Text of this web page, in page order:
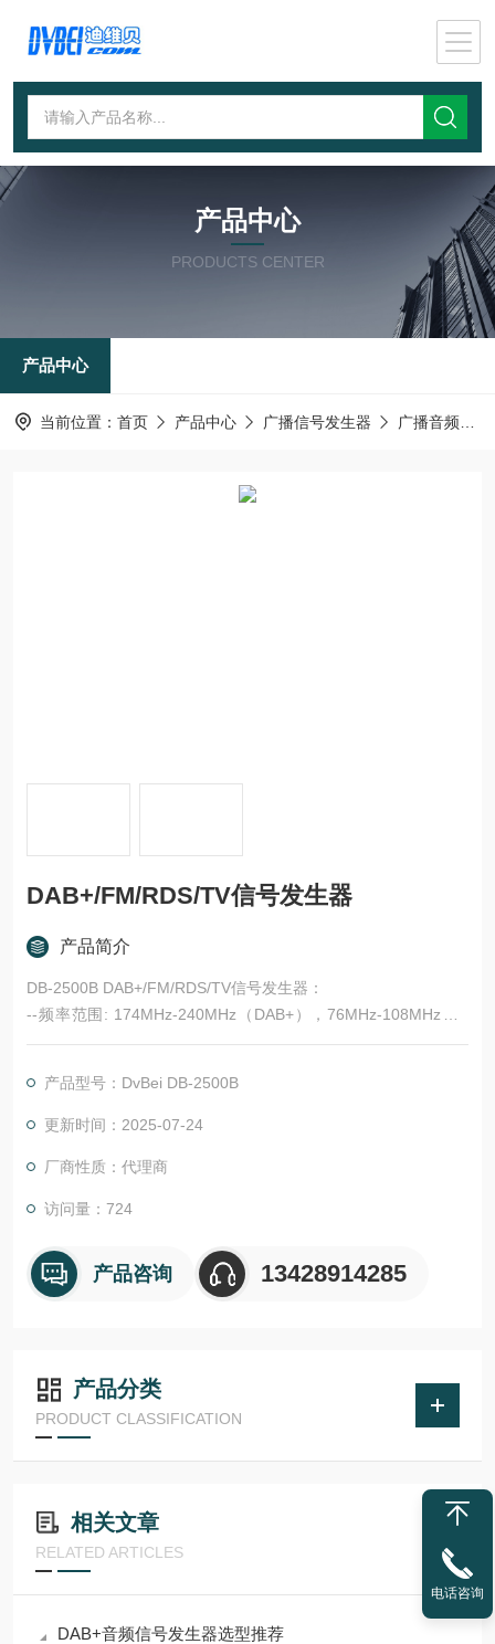
产品中心
PRODUCTS CENTER
产品中心
当前位置： 首页 产品中心 广播信号发生器 广播音频信号发生器
DAB+/FM/RDS/TV信号发生器
产品简介
DB-2500B DAB+/FM/RDS/TV信号发生器：
--频率范围: 174MHz-240MHz（DAB+），76MHz-108MHz（F
M）;
--输出电平范围： 0 至 -110 dBm（由于易受噪声影响，不建议使
用低于-98dBm（DAB）和低于-100dBm（FM）；
产品型号：DvBei DB-2500B
更新时间：2025-07-24
厂商性质：代理商
访问量：724
产品咨询 13428914285
产品分类
PRODUCT CLASSIFICATION
相关文章
RELATED ARTICLES
DAB+音频信号发生器选型推荐
电话咨询